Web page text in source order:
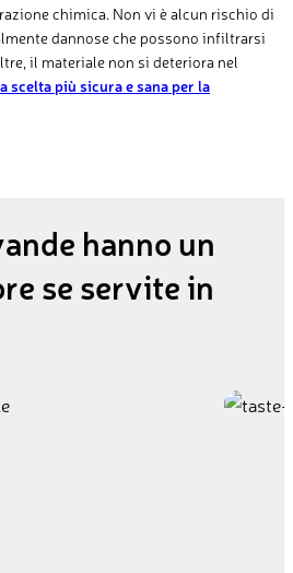
chimica. Non vi è alcun rischio di
dannose che possono infiltrarsi
il materiale non si deteriora nel
scelta più sicura e sana per la
hanno un
se servite in